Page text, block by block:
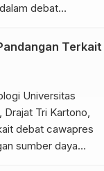
debat
(21/1/2024).
yang akrab
kata atas apa yang
Terkait
Universitas
Tri Kartono,
debat cawapres
sumber daya